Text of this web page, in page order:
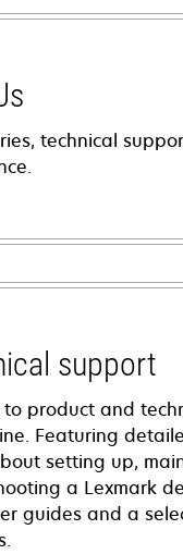
technical
support
to product and
Featuring
setting up,
a Lexmark
guides and a